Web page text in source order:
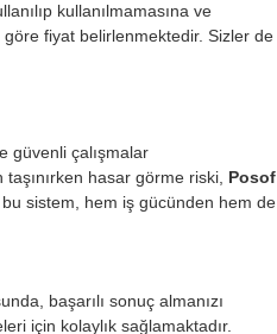
kullanılmamasına ve
göre fiyat belirlenmektedir. Sizler de
güvenli çalışmalar
hasar görme riski, Posof
bu sistem, hem iş gücünden hem de
başarılı sonuç almanızı
için kolaylık sağlamaktadır.